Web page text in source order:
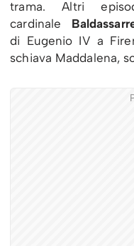
trama. Altri
cardinale
di Eugenio IV a
schiava Maddalena,